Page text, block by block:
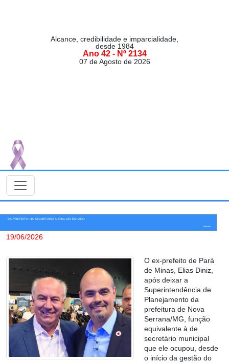
Alcance, credibilidade e imparcialidade,
desde 1984
Ano 42 - Nº 2134
07 de Agosto de 2026
EX-PREFEITO NA SECRETARIA GERAL DO ESTADO
Notícias
19/06/2026
O ex-prefeito de Pará
de Minas, Elias Diniz,
após deixar a
Superintendência de
Planejamento da
prefeitura de Nova
Serrana/MG, função
equivalente à de
secretário municipal
que ele ocupou, desde
o início da gestão do